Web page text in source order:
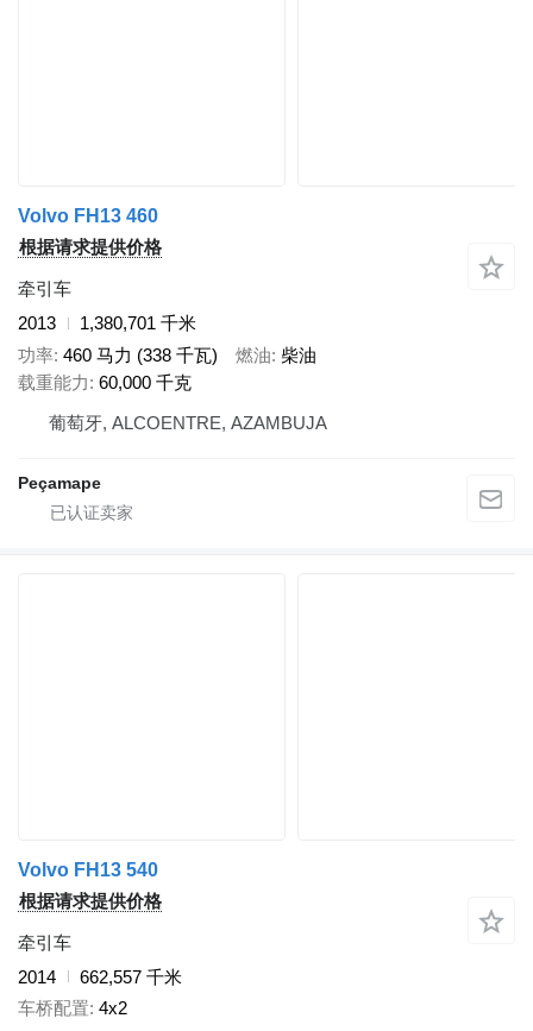
Volvo FH13 460
根据请求提供价格
牵引车
2013
1,380,701 千米
功率 460 马力 (338 千瓦) 燃油 柴油
载重能力 60,000 千克
葡萄牙, ALCOENTRE, AZAMBUJA
Peçamape
Volvo FH13 540
根据请求提供价格
牵引车
2014
662,557 千米
车桥配置 4x2